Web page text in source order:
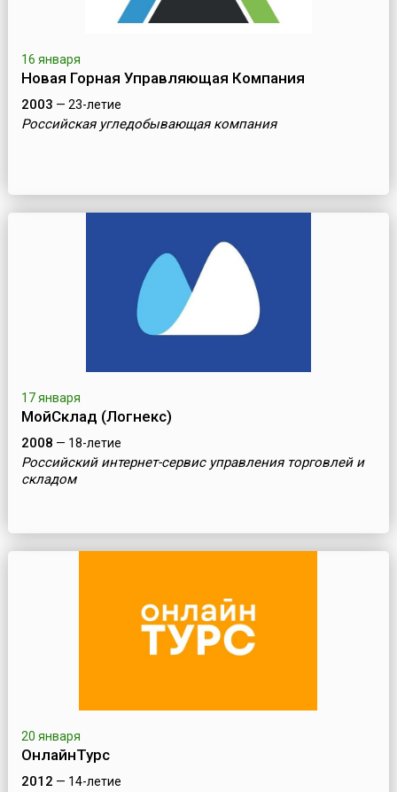
16 января
Новая Горная Управляющая Компания
2003 — 23-летие
Российская угледобывающая компания
17 января
МойСклад (Логнекс)
2008 — 18-летие
Российский интернет-сервис управления торговлей и
складом
20 января
ОнлайнТурс
2012 — 14-летие